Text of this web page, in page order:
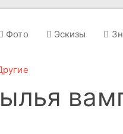
Фото Эскизы